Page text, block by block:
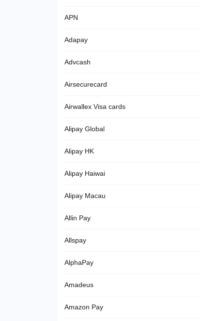
APN
Adapay
Advcash
Airsecurecard
Airwallex Visa cards
Alipay Global
Alipay HK
Alipay Haiwai
Alipay Macau
Allin Pay
Allspay
AlphaPay
Amadeus
Amazon Pay